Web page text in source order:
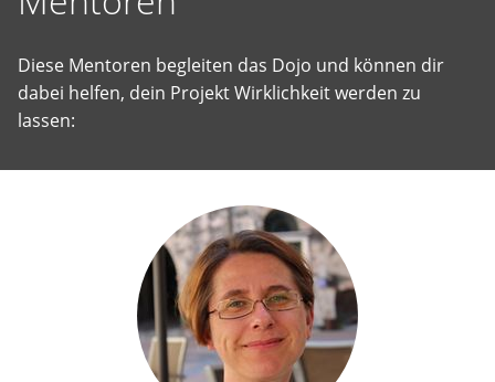
Diese Mentoren begleiten das Dojo und können dir
dabei helfen, dein Projekt Wirklichkeit werden zu
lassen: